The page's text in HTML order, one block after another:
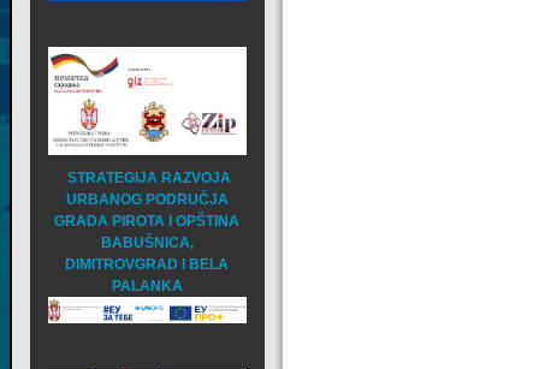
STRATEGIJA RAZVOJA
URBANOG PODRUČJA
GRADA PIROTA I OPŠTINA
BABUŠNICA,
DIMITROVGRAD I BELA
PALANKA